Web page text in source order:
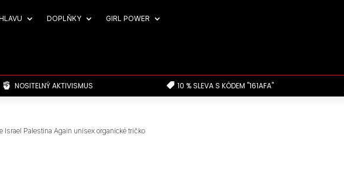
DOPLŇKY GIRL POWER
 NOSITELNÝ AKTIVISMUS  10 % SLEVA S KÓDEM "161AFA"
Israel Palestina Again unisex organické tričko